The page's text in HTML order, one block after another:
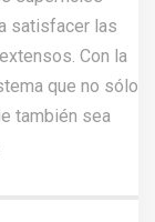
satisfacer las
Con la
que no sólo
también sea